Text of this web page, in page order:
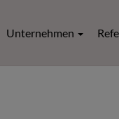
Unternehmen